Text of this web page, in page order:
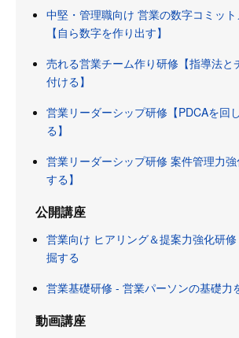
中堅・管理職向け 営業の数字コミッ
【自ら数字を作り出す】
売れる営業チーム作り研修【指導法と
付ける】
営業リーダーシップ研修【PDCAを回
る】
営業リーダーシップ研修 案件管理力
する】
公開講座
営業向け ヒアリング＆提案力強化研
掘する
営業基礎研修 - 営業パーソンの基礎力
動画講座